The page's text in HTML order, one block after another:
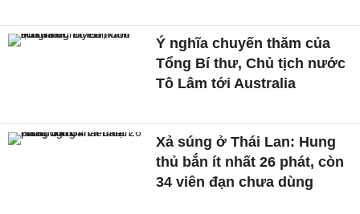
Ý nghĩa chuyến thăm của
Tổng Bí thư, Chủ tịch nước
Tô Lâm tới Australia
Xả súng ở Thái Lan: Hung
thủ bắn ít nhất 26 phát, còn
34 viên đạn chưa dùng